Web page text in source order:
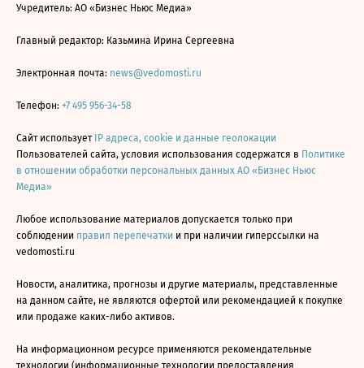
Учредитель: АО «Бизнес Ньюс Медиа»
Главный редактор: Казьмина Ирина Сергеевна
Электронная почта: news@vedomosti.ru
Телефон: +7 495 956-34-58
Сайт использует IP адреса, cookie и данные геолокации
Пользователей сайта, условия использования содержатся в Политике
в отношении обработки персональных данных АО «Бизнес Ньюс
Медиа»
Любое использование материалов допускается только при
соблюдении правил перепечатки и при наличии гиперссылки на
vedomosti.ru
Новости, аналитика, прогнозы и другие материалы, представленные
на данном сайте, не являются офертой или рекомендацией к покупке
или продаже каких-либо активов.
На информационном ресурсе применяются рекомендательные
технологии (информационные технологии предоставления